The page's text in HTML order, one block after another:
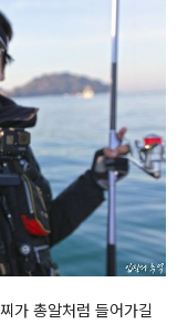
찌가 총알처럼 들어가길